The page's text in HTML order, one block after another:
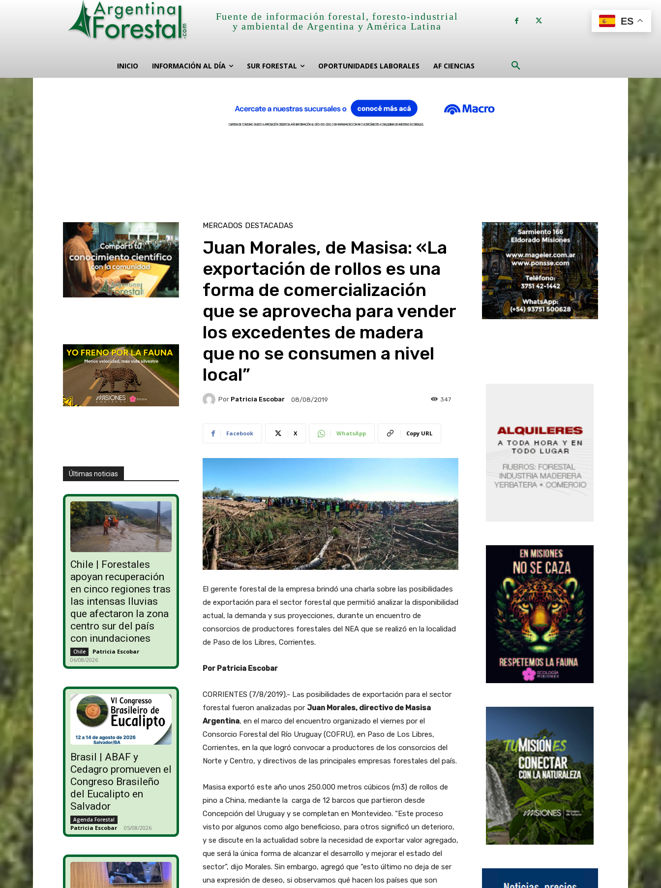
Fuente de información forestal, foresto-industrial
y ambiental de Argentina y América Latina
INICIO INFORMACIÓN AL DÍA SUR FORESTAL OPORTUNIDADES LABORALES AF CIENCIAS
Últimas noticias
Chile | Forestales
apoyan recuperación
en cinco regiones tras
las intensas lluvias
que afectaron la zona
centro sur del país
con inundaciones
Chile Patricia Escobar -
06/08/2026
Brasil | ABAF y
Cedagro promueven el
Congreso Brasileño
del Eucalipto en
Salvador
Agenda Forestal
Patricia Escobar - 05/08/2026
MERCADOS DESTACADAS
Juan Morales, de Masisa: «La
exportación de rollos es una
forma de comercialización
que se aprovecha para vender
los excedentes de madera
que no se consumen a nivel
local”
Por Patricia Escobar 08/08/2019 347
Facebook X WhatsApp Copy URL
El gerente forestal de la empresa brindó una charla sobre las posibilidades
de exportación para el sector forestal que permitió analizar la disponibilidad
actual, la demanda y sus proyecciones, durante un encuentro de
consorcios de productores forestales del NEA que se realizó en la localidad
de Paso de los Libres, Corrientes.
Por Patricia Escobar
CORRIENTES (7/8/2019).- Las posibilidades de exportación para el sector
forestal fueron analizadas por Juan Morales, directivo de Masisa
Argentina, en el marco del encuentro organizado el viernes por el
Consorcio Forestal del Río Uruguay (COFRU), en Paso de Los Libres,
Corrientes, en la que logró convocar a productores de los consorcios del
Norte y Centro, y directivos de las principales empresas forestales del país.
Masisa exportó este año unos 250.000 metros cúbicos (m3) de rollos de
pino a China, mediante la carga de 12 barcos que partieron desde
Concepción del Uruguay y se completan en Montevideo. “Este proceso
visto por algunos como algo beneficioso, para otros significó un deterioro,
y se discute en la actualidad sobre la necesidad de exportar valor agregado,
que será la única forma de alcanzar el desarrollo y mejorar el estado del
sector”, dijo Morales. Sin embargo, agregó que “esto último no deja de ser
una expresión de deseo, si observamos qué hacen los países que son
ES